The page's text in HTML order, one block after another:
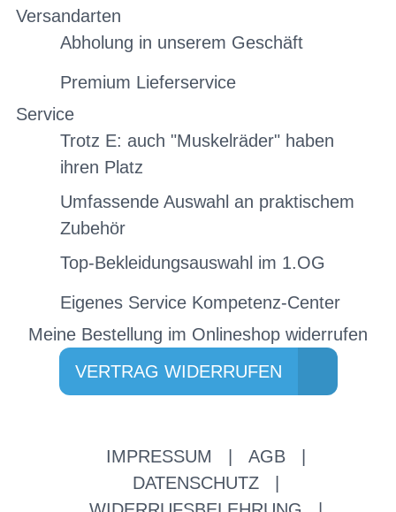
Versandarten
Abholung in unserem Geschäft
Premium Lieferservice
Service
Trotz E: auch "Muskelräder" haben
ihren Platz
Umfassende Auswahl an praktischem
Zubehör
Top-Bekleidungsauswahl im 1.OG
Eigenes Service Kompetenz-Center
Meine Bestellung im Onlineshop widerrufen
VERTRAG WIDERRUFEN
IMPRESSUM AGB
DATENSCHUTZ